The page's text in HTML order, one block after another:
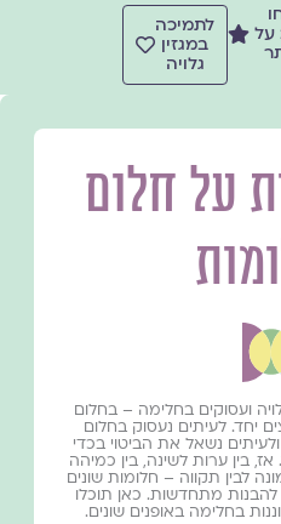
על
לתמיכה
במגזין
גלויה
על חלום
ועסוקים בחלימה – בחלום
יחד. לעיתים נעסוק בחלום
נשאל את הביטוי בכדי
בין ערות לשינה, בין כמיהה
לבין תקווה – חלומות שונים
להבנות מתחדשות. כאן תוכלו
בחלימה באופנים שונים.